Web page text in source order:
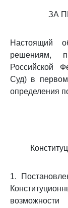
ЗА
Настоящий
решениям,
Российской
Суд) в первом
определения
1.